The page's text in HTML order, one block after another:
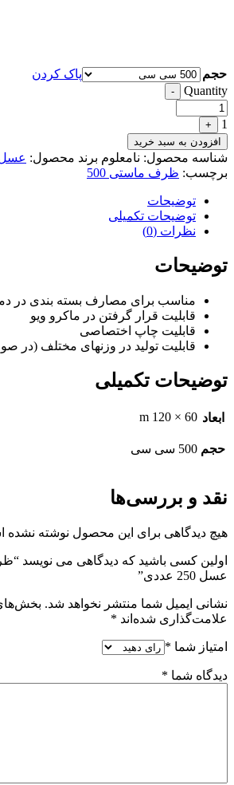
حجم
پاک کردن
Quantity
-
1
+
افزودن به سبد خرید
شناسه محصول: نامعلوم برند محصول:
برچسب: ظرف ماستی 500
توضیحات
توضیحات تکمیلی
نظرات (0)
توضیحات
مناسب برای مصارف بسته بندی در دمای 5-تا 120
قابلیت قرار گرفتن در ماکرو ویو
قابلیت چاپ اختصاصی
قابلیت تولید در وزنهای مختلف
توضیحات تکمیلی
ابعاد 60 × 120 m
حجم 500 سی سی
نقد و بررسی‌ها
هیچ دیدگاهی برای این محصول نوشته نشده
عسل 250 عددی”
نشانی ایمیل شما منتشر نخواهد شد. بخش‌های
علامت‌گذاری شده‌اند *
امتیاز شما *
دیدگاه شما *